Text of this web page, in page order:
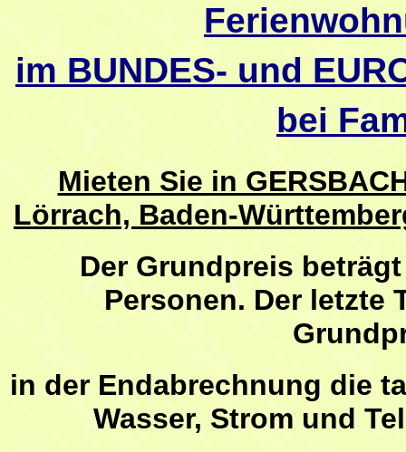
im BUNDES- und
bei
Mieten Sie in
Lörrach, Baden-
Der Grundpreis
Personen. Der letzte
in der Endabrechnung die
Wasser, Strom und